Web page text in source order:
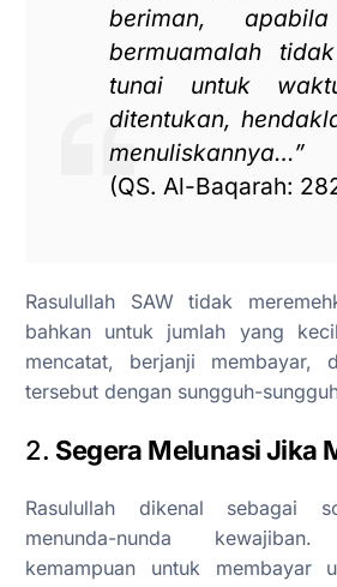
beriman,
bermuamalah
tunai untuk
ditentukan,
menuliskannya…”
(QS. Al-Baqarah:
Rasulullah SAW tidak
bahkan untuk jumlah yang
mencatat, berjanji membayar,
tersebut dengan sungguh-
2. Segera Melunasi Jika
Rasulullah dikenal sebagai
menunda-nunda
kemampuan untuk membayar